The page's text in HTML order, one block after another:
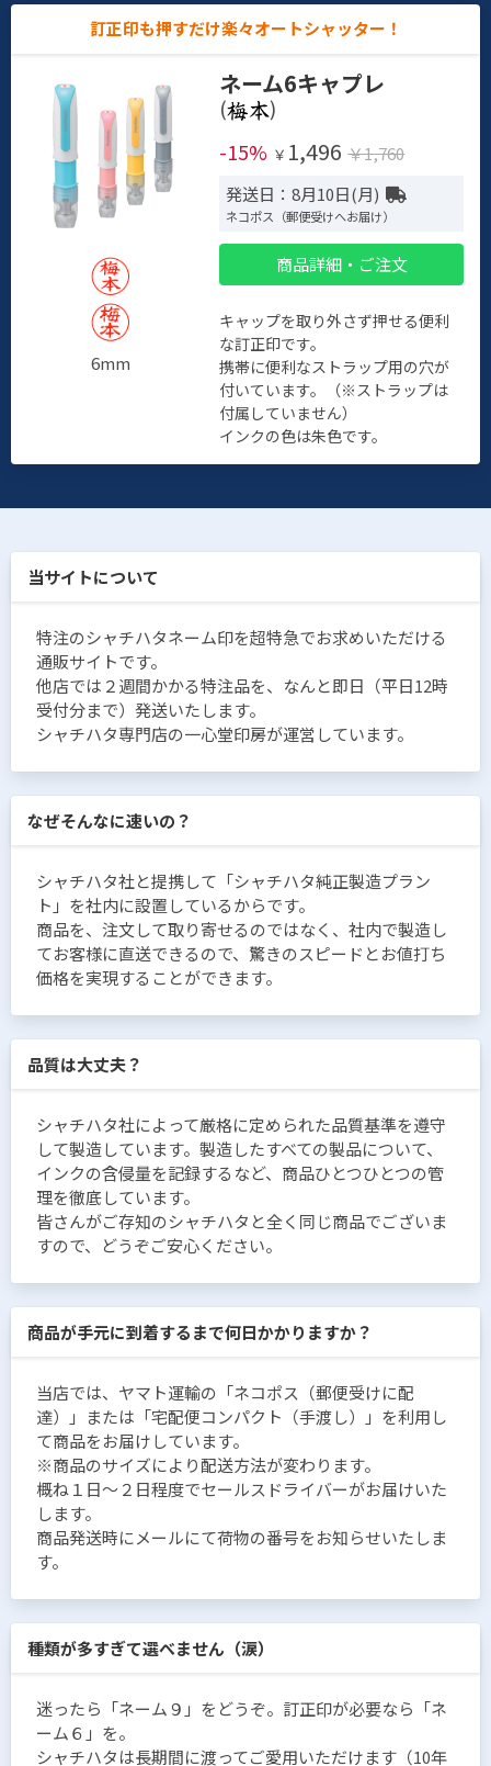
訂正印も押すだけ楽々オートシャッター！
6mm
ネーム6キャプレ
(
)
-15% ￥ 1,496 ￥1,760
発送日：8月10日(月)
ネコポス（郵便受けへお届け）
商品詳細・ご注文
キャップを取り外さず押せる便利
な訂正印です。
携帯に便利なストラップ用の穴が
付いています。（※ストラップは
付属していません）
インクの色は朱色です。
当サイトについて
特注のシャチハタネーム印を超特急でお求めいただける
通販サイトです。
他店では２週間かかる特注品を、なんと即日（平日12時
受付分まで）発送いたします。
シャチハタ専門店の一心堂印房が運営しています。
なぜそんなに速いの？
シャチハタ社と提携して「シャチハタ純正製造プラン
ト」を社内に設置しているからです。
商品を、注文して取り寄せるのではなく、社内で製造し
てお客様に直送できるので、驚きのスピードとお値打ち
価格を実現することができます。
品質は大丈夫？
シャチハタ社によって厳格に定められた品質基準を遵守
して製造しています。製造したすべての製品について、
インクの含侵量を記録するなど、商品ひとつひとつの管
理を徹底しています。
皆さんがご存知のシャチハタと全く同じ商品でございま
すので、どうぞご安心ください。
商品が手元に到着するまで何日かかりますか？
当店では、ヤマト運輸の「ネコポス（郵便受けに配
達）」または「宅配便コンパクト（手渡し）」を利用し
て商品をお届けしています。
※商品のサイズにより配送方法が変わります。
概ね１日〜２日程度でセールスドライバーがお届けいた
します。
商品発送時にメールにて荷物の番号をお知らせいたしま
す。
種類が多すぎて選べません（涙）
迷ったら「ネーム９」をどうぞ。訂正印が必要なら「ネ
ーム６」を。
シャチハタは長期間に渡ってご愛用いただけます（10年